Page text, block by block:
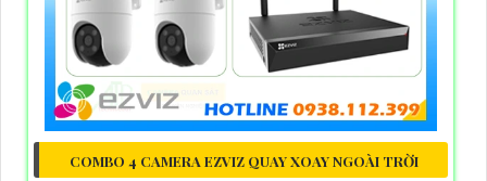
COMBO 4 CAMERA EZVIZ QUAY XOAY NGOÀI TRỜI